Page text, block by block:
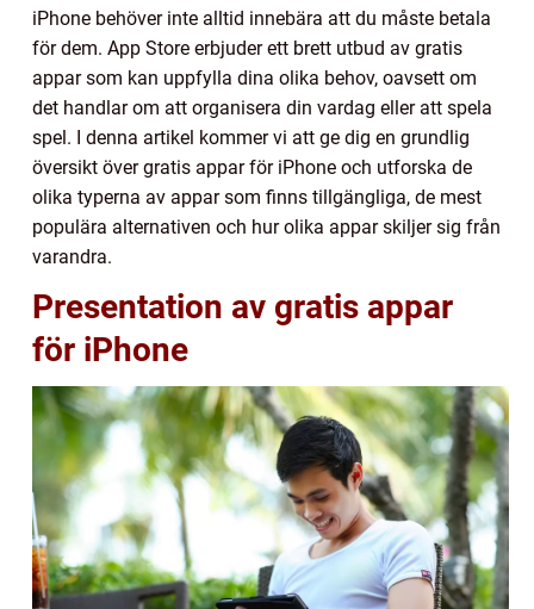
iPhone behöver inte alltid innebära att du måste betala
för dem. App Store erbjuder ett brett utbud av gratis
appar som kan uppfylla dina olika behov, oavsett om
det handlar om att organisera din vardag eller att spela
spel. I denna artikel kommer vi att ge dig en grundlig
översikt över gratis appar för iPhone och utforska de
olika typerna av appar som finns tillgängliga, de mest
populära alternativen och hur olika appar skiljer sig från
varandra.
Presentation av gratis appar
för iPhone